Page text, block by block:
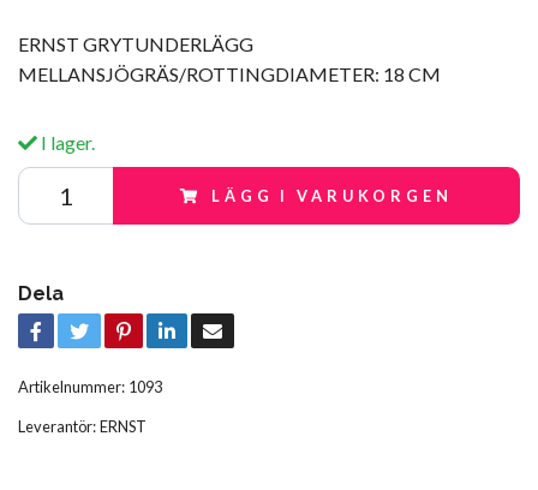
ERNST GRYTUNDERLÄGG
MELLANSJÖGRÄS/ROTTINGDIAMETER: 18 CM
I lager.
LÄGG I VARUKORGEN
Dela
Artikelnummer: 1093
Leverantör:ERNST